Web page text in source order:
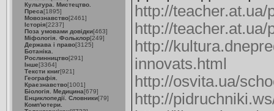
Культура. Мистецтво.
Преса[1895]
Мовознавство[2461]
Історія[2237]
Поза умовами довідки[463]
Міфологія. Фольклор[249]
Держава і право[3125]
Ботаніка.
Рослинництво[291]
Інше[3364]
Тексти книг[921]
Географія.
Краєзнавство[1001]
Біологія. Медицина[679]
Енциклопедії. Словники[79]
Комп'ютери.
http://
http://
http://
innovats.html
http://osvita.ua/
http://